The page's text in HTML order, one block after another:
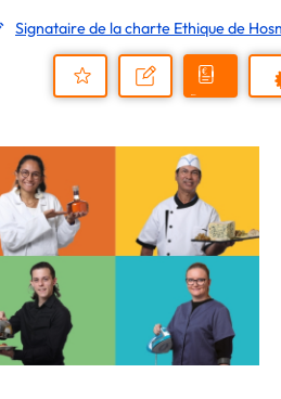
Signataire de la charte Ethique de
Nous
Demander